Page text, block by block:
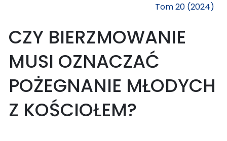
Tom 20 (2024)
CZY BIERZMOWANIE
MUSI OZNACZAĆ
POŻEGNANIE MŁODYCH
Z KOŚCIOŁEM?